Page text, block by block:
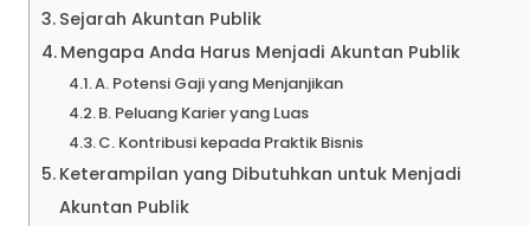
Sejarah Akuntan Publik
Mengapa Anda Harus Menjadi Akuntan Publik
A. Potensi Gaji yang Menjanjikan
B. Peluang Karier yang Luas
C. Kontribusi kepada Praktik Bisnis
Keterampilan yang Dibutuhkan untuk Menjadi
Akuntan Publik